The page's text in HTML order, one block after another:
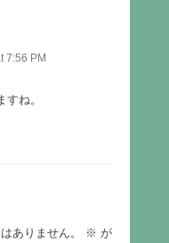
7:56 PM
ね。
ありません。 ※ が